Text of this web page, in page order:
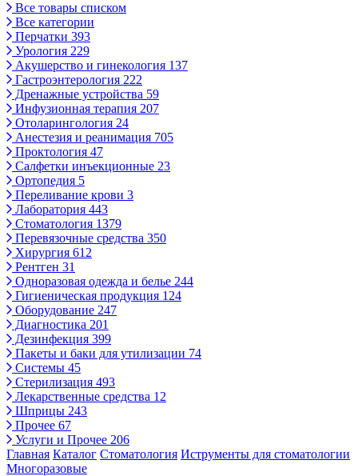
Все товары списком
Все категории
Перчатки 393
Урология 229
Акушерство и гинекология 137
Гастроэнтерология 222
Дренажные устройства 59
Инфузионная терапия 207
Отоларингология 24
Анестезия и реанимация 705
Проктология 47
Салфетки инъекционные 23
Ортопедия 5
Переливание крови 3
Лаборатория 443
Стоматология 1379
Перевязочные средства 350
Хирургия 612
Рентген 31
Одноразовая одежда и белье 244
Гигиеническая продукция 124
Оборудование 247
Диагностика 201
Дезинфекция 399
Пакеты и баки для утилизации 74
Системы 45
Стерилизация 493
Лекарственные средства 12
Шприцы 243
Прочее 67
Услуги и Прочее 206
Главная Каталог Стоматология Иструменты для стоматологии
Многоразовые